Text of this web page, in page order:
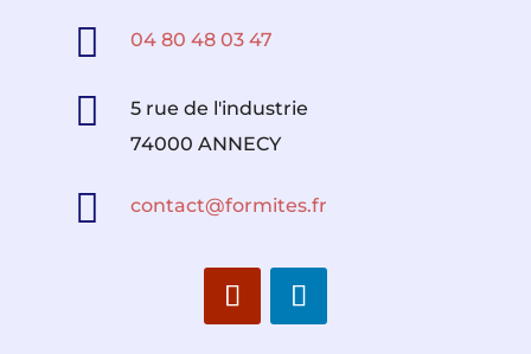
 04 80 48 03 47

5 rue de l'industrie
74000 ANNECY
 contact@formites.fr